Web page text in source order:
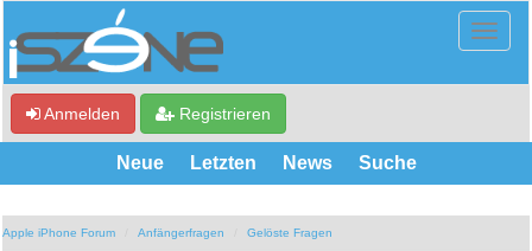
Anmelden Registrieren
Neue Letzten News Suche
Apple iPhone Forum Anfängerfragen Gelöste Fragen